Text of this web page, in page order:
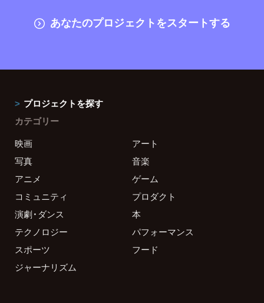
あなたのプロジェクトをスタートする
プロジェクトを探す
カテゴリー
映画
アート
写真
音楽
アニメ
ゲーム
コミュニティ
プロダクト
演劇・ダンス
本
テクノロジー
パフォーマンス
スポーツ
フード
ジャーナリズム